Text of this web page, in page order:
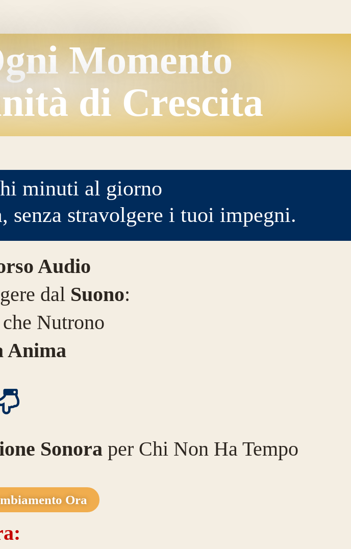
Momento
di Crescita
minuti al giorno
senza stravolgere i tuoi impegni.
Audio
dal Suono:
che Nutrono
Anima
Sonoraper Chi Non Ha Tempo
Ora